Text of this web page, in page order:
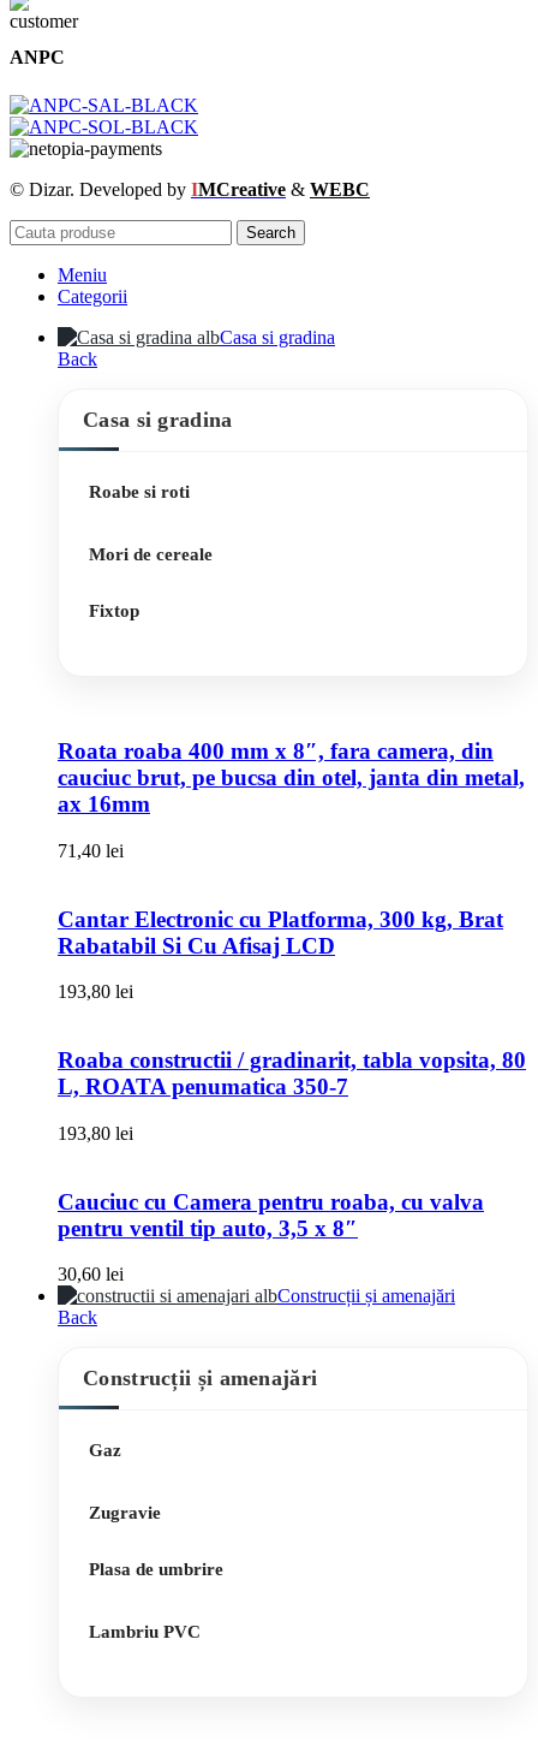
ANPC
© Dizar. Developed by IMCreative & WEBC
Search
Meniu
Categorii
Casa si gradina
Back
Casa si gradina
Roabe si roti
Mori de cereale
Fixtop
Roata roaba 400 mm x 8″, fara camera, din
cauciuc brut, pe bucsa din otel, janta din metal,
ax 16mm
71,40 lei
Cantar Electronic cu Platforma, 300 kg, Brat
Rabatabil Si Cu Afisaj LCD
193,80 lei
Roaba constructii / gradinarit, tabla vopsita, 80
L, ROATA penumatica 350-7
193,80 lei
Cauciuc cu Camera pentru roaba, cu valva
pentru ventil tip auto, 3,5 x 8″
30,60 lei
Construcții și amenajări
Back
Construcții și amenajări
Gaz
Zugravie
Plasa de umbrire
Lambriu PVC